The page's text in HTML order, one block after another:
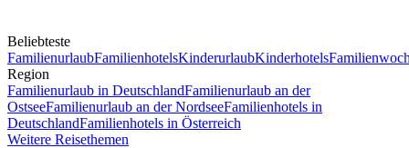
Beliebteste
FamilienurlaubFamilienhotelsKinderurlaubKinderhotels
Region
Familienurlaub in DeutschlandFamilienurlaub an der
OstseeFamilienurlaub an der NordseeFamilienhotels in
DeutschlandFamilienhotels in Österreich
Weitere Reisethemen